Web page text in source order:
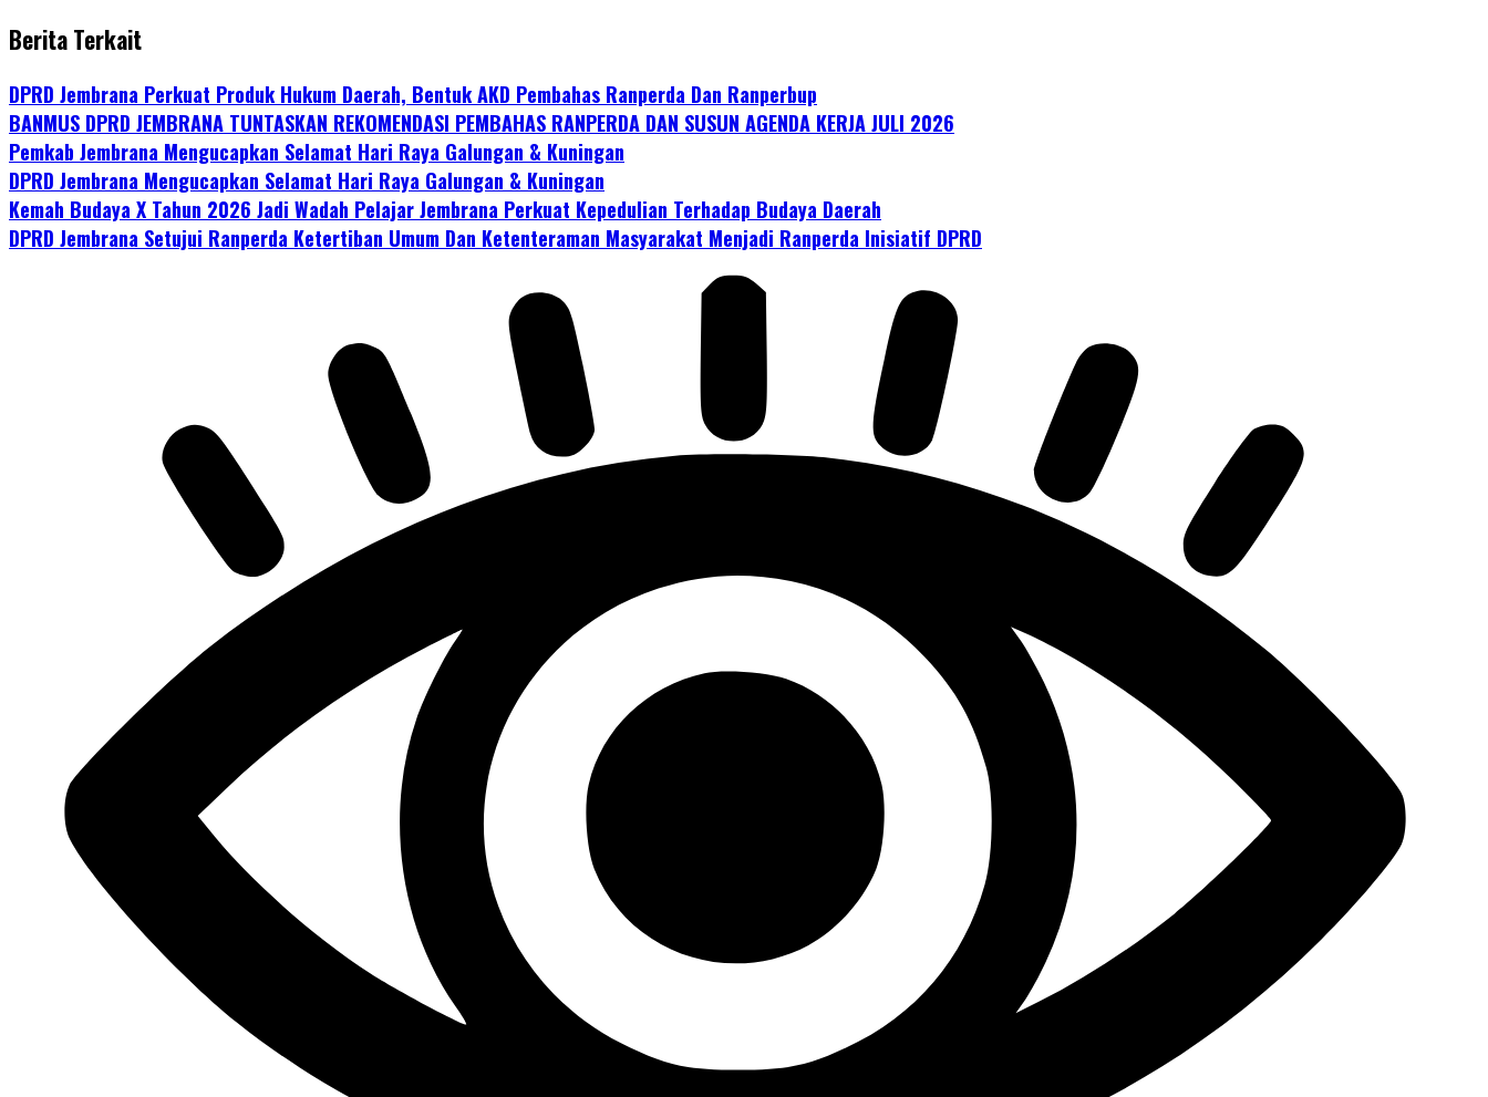
Berita Terkait
DPRD Jembrana Perkuat Produk Hukum Daerah, Bentuk AKD Pembahas Ranperda Dan Ranperbup
BANMUS DPRD JEMBRANA TUNTASKAN REKOMENDASI PEMBAHAS RANPERDA DAN SUSUN AGENDA KERJA JULI 2026
Pemkab Jembrana Mengucapkan Selamat Hari Raya Galungan & Kuningan
DPRD Jembrana Mengucapkan Selamat Hari Raya Galungan & Kuningan
Kemah Budaya X Tahun 2026 Jadi Wadah Pelajar Jembrana Perkuat Kepedulian Terhadap Budaya Daerah
DPRD Jembrana Setujui Ranperda Ketertiban Umum Dan Ketenteraman Masyarakat Menjadi Ranperda Inisiatif DPRD